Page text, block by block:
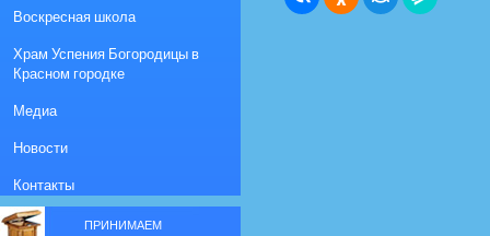
Воскресная школа
Храм Успения Богородицы в
Красном городке
Медиа
Новости
Контакты
ПРИНИМАЕМ